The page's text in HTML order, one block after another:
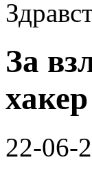
За
22-06-